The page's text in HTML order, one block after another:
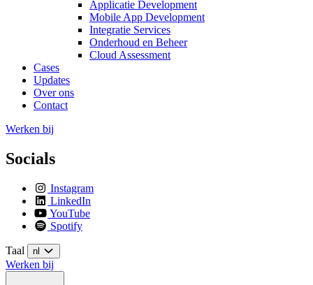
Applicatie Development
Mobile App Development
Integratie Services
Onderhoud en Beheer
Cloud Assessment
Cases
Updates
Over ons
Contact
Werken bij
Socials
Instagram
LinkedIn
YouTube
Spotify
Taal nl
Werken bij